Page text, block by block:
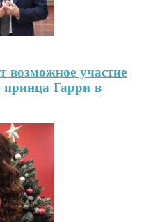
участие
Гарри в